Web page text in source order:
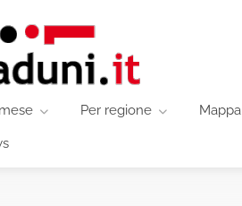
Per regione Mappa